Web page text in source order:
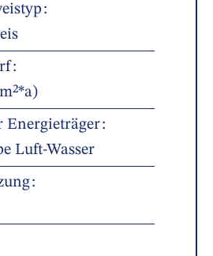
Energieträger
Luft-Wasser